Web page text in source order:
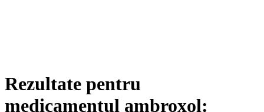
Rezultate pentru
medicamentul ambroxol: